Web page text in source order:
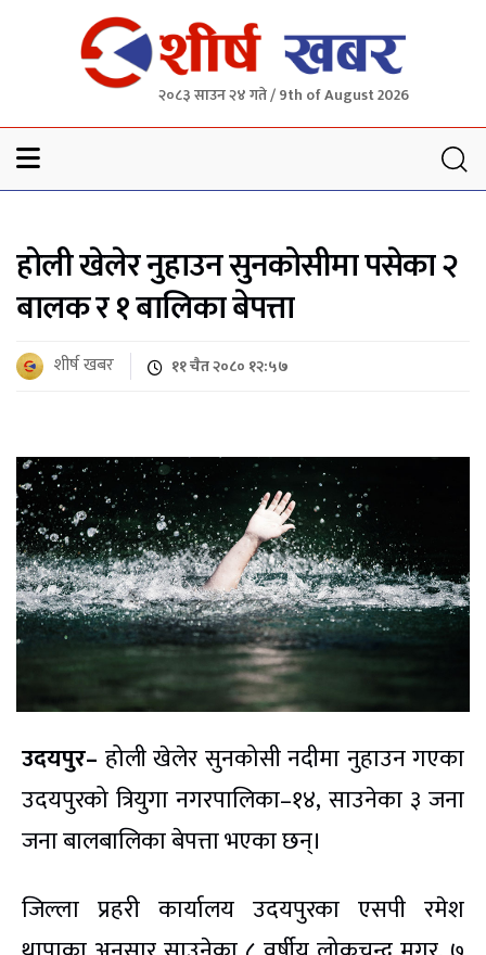
२०८३ साउन २४ गते / 9th of August 2026
होली खेलेर नुहाउन सुनकोसीमा पसेका २
बालक र १ बालिका बेपत्ता
शीर्ष खबर ११ चैत २०८० १२:५७
उदयपुर– होली खेलेर सुनकोसी नदीमा नुहाउन गएका
उदयपुरको त्रियुगा नगरपालिका–१४, साउनेका ३ जना
जना बालबालिका बेपत्ता भएका छन्।
जिल्ला प्रहरी कार्यालय उदयपुरका एसपी रमेश